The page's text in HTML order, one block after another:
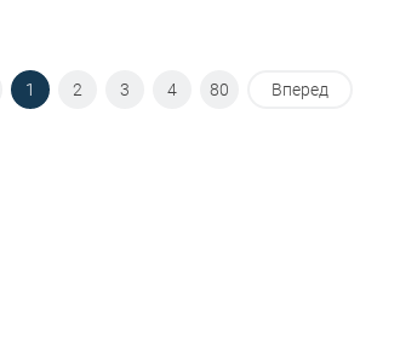
1 2 3 4 80 Вперед